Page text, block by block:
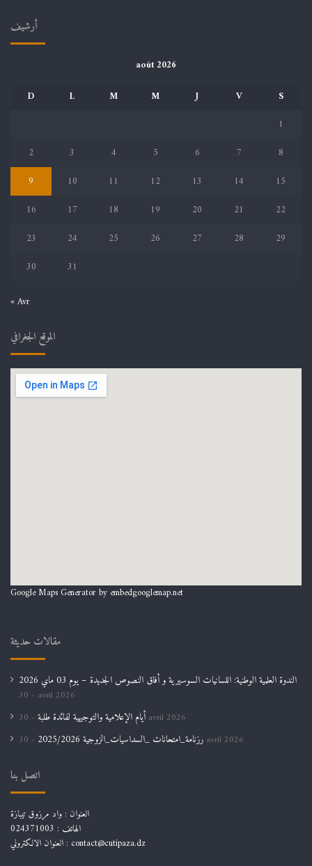
أرشيف
août 2026
D
L M M J V
S
1
2
3 4 5 6 7
8
9
10 11 12 13 14
15
16
17 18 19 20 21
22
23
24 25 26 27 28
29
30
31
« Avr
الموقع الجغرافي
Google Maps Generator by embedgooglemap.net
مقالات حديثة
الندوة العلمية الوطنية: اللسانيات السوسيرية و أفاق النصوص الجديدة – يوم 03 ماي 2026
30 avril 2026
أيام الإعلامية والتوجيهية لفائدة طلبة 30 avril 2026
رزنامة_امتحانات _السداسيات_الزوجية 2025/2026 30 avril 2026
اتصل بنا
العنوان : واد مرزوق تيبازة
الهاتف : 024371003
العنوان الالكتروني : contact@cutipaza.dz